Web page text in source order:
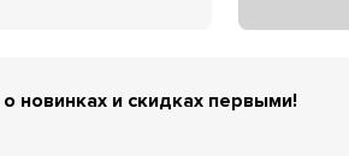
новинках и скидках первыми!